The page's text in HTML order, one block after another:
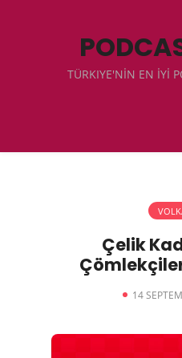
TÜRKIYE'NİN EN İYİ
Çelik
14